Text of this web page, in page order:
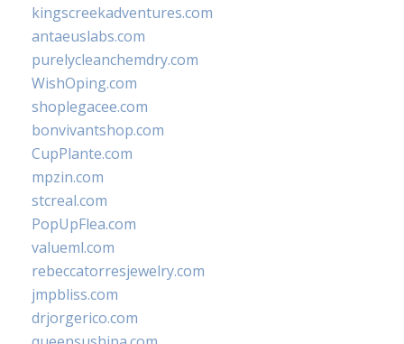
kingscreekadventures.com
antaeuslabs.com
purelycleanchemdry.com
WishOping.com
shoplegacee.com
bonvivantshop.com
CupPlante.com
mpzin.com
stcreal.com
PopUpFlea.com
valueml.com
rebeccatorresjewelry.com
jmpbliss.com
drjorgerico.com